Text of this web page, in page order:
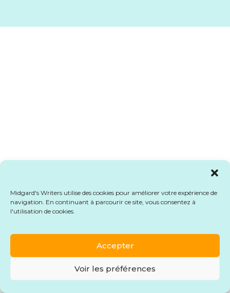
Midgard's Writers utilise des cookies pour améliorer votre expérience de
navigation. En continuant à parcourir ce site, vous consentez à
l'utilisation de cookies.
Accepter
Voir les préférences